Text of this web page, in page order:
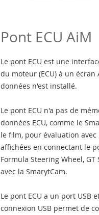
Pont ECU AiM
Le pont ECU est une
du moteur (ECU) à un
données n'est installé.
Le pont ECU n'a pas de
données ECU, comme le
le film, pour évaluation
affichées en connectant le
Formula Steering Wheel,
avec la SmarytCam.
Le pont ECU a un port USB
connexion USB permet de